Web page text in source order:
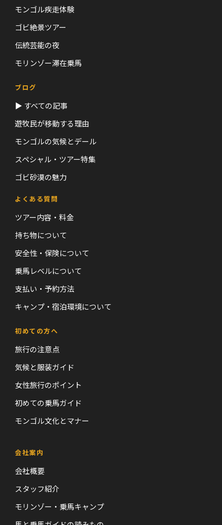
モンゴル疾走体験
ゴビ絶景ツアー
伝統芸能の夜
モリンゾー滞在乗馬
ブログ
▶ すべての記事
遊牧民が移動する理由
モンゴルの気候とデール
スペシャル・ツアー特集
ゴビ砂漠の魅力
よくある質問
ツアー内容・料金
持ち物について
安全性・保険について
乗馬レベルについて
支払い・予約方法
キャンプ・宿泊環境について
初めての方へ
旅行の注意点
気候と服装ガイド
女性旅行のポイント
初めての乗馬ガイド
モンゴル文化とマナー
会社案内
会社概要
スタッフ紹介
モリンゾー・乗馬キャンプ